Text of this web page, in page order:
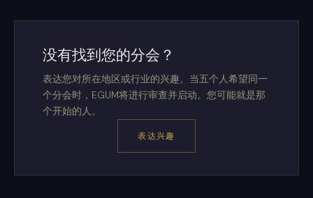
没有找到您的分会？
表达您对所在地区或行业的兴趣。当五个人希望同一
个分会时，EGUM将进行审查并启动。您可能就是那
个开始的人。
表达兴趣